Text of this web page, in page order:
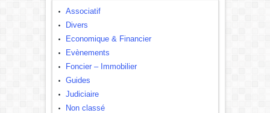
Associatif
Divers
Economique & Financier
Evènements
Foncier – Immobilier
Guides
Judiciaire
Non classé